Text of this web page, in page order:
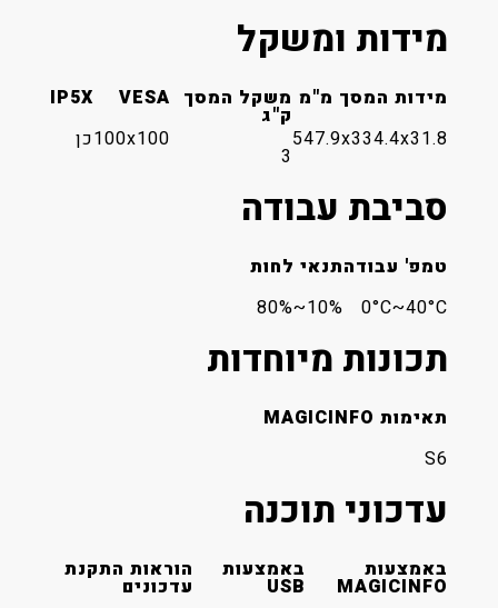
מידות ומשקל
מידות המסך מ"מ
547.9x334.4x31.8
משקל המסך VESA
100x100
IP5X
כן
סביבת עבודה
טמפ' עבודה
0°C~40°C
תנאי לחות
10%~80%
תכונות מיוחדות
תאימות MAGICINFO
עדכוני תוכנה
באמצעות
MAGICINFO
באמצעות
USB
הוראות התקנת
עדכונים